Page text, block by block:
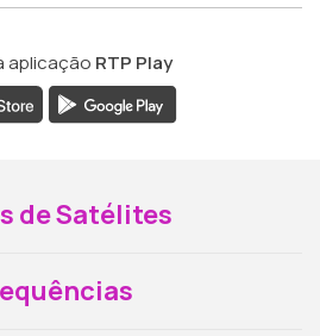
aplicação RTP Play
de Satélites